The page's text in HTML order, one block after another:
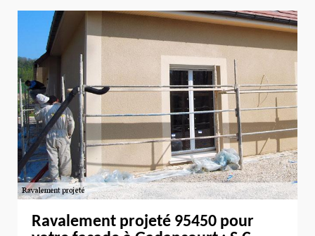
Ravalement projeté 95450 pour